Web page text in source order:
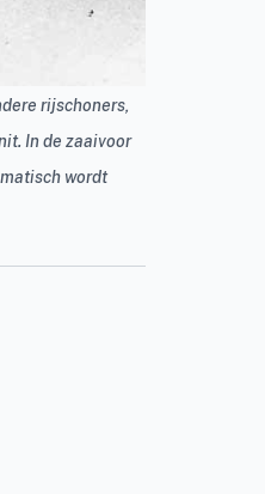
rijschoners,
In de zaaivoor
wordt